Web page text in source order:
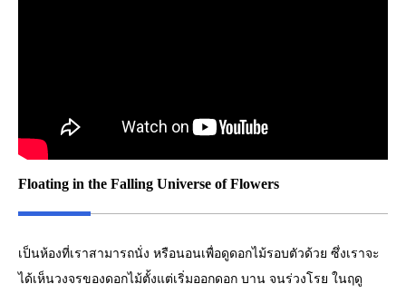
Floating in the Falling Universe of Flowers
เป็นห้องที่เราสามารถนั่ง หรือนอนเพื่อดูดอกไม้รอบตัวด้วย ซึ่งเราจะ
ได้เห็นวงจรของดอกไม้ตั้งแต่เริ่มออกดอก บาน จนร่วงโรย ในฤดู